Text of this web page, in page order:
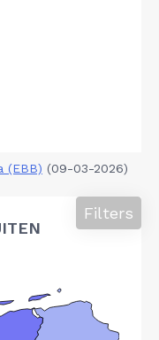
(EBB) (09-03-2026)
Filters